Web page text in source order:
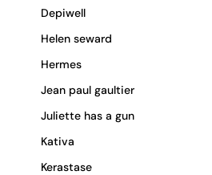
Depiwell
Helen seward
Hermes
Jean paul gaultier
Juliette has a gun
Kativa
Kerastase